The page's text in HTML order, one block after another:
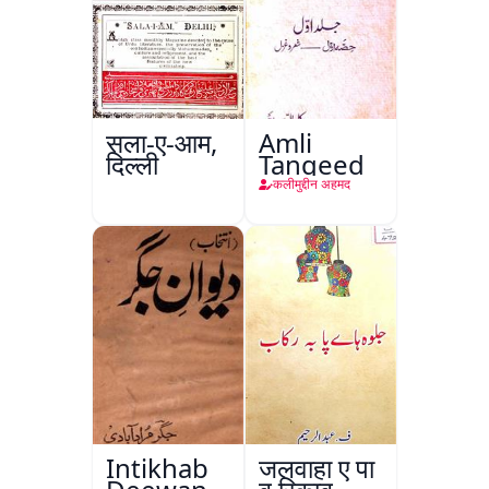
सला-ए-आम,
दिल्ली
Amli
Tanqeed
कलीमुद्दीन अहमद
Intikhab जलवाहा ए पा